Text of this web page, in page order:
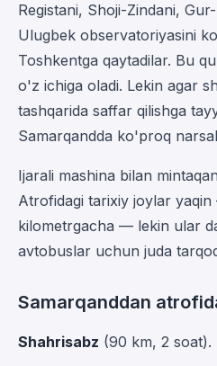
Registani, Shoji-Zindani,
Ulugbek observatoriyasini
Toshkentga qaytadilar. Bu
o'z ichiga oladi. Lekin agar
tashqarida saffar qilishga
Samarqandda ko'proq
Ijarali mashina bilan
Atrofidagi tarixiy joylar
kilometrgacha — lekin ular
avtobuslar uchun juda
Samarqanddan
Shahrisabz (90 km, 2 soat).